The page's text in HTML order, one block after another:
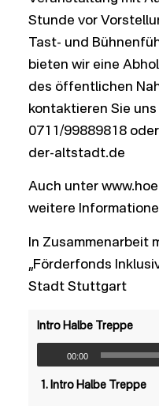
Stunde vor
Tast- und
bieten wir eine
des öffentlichen
kontaktieren Sie
0711/99889818
der-altstadt.de
Auch unter
weitere
In Zusammenarbeit
„Förderfonds
Stadt Stuttgart
Intro Halbe Treppe
00:00
1. Intro Halbe Treppe